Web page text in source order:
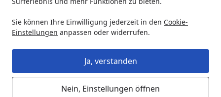
Sie können Ihre Einwilligung jederzeit in den Cookie-
Einstellungen anpassen oder widerrufen.
Ja, verstanden
Nein, Einstellungen öffnen